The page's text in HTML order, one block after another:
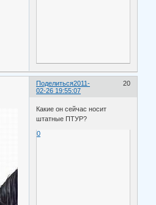
Поделиться 20
2011-
02-26 19:55:07
Какие он сейчас носит
штатные ПТУР?
0